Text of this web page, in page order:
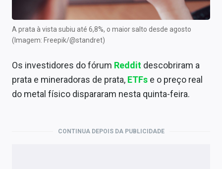
Central de Fundos Imobiliários
Central dos IPOs
Finanças Pessoais
A prata à vista subiu até 6,8%, o maior salto desde agosto
(Imagem: Freepik/@standret)
Os investidores do fórum Reddit descobriram a
prata e mineradoras de prata, ETFs e o preço real
do metal físico dispararam nesta quinta-feira.
CONTINUA DEPOIS DA PUBLICIDADE